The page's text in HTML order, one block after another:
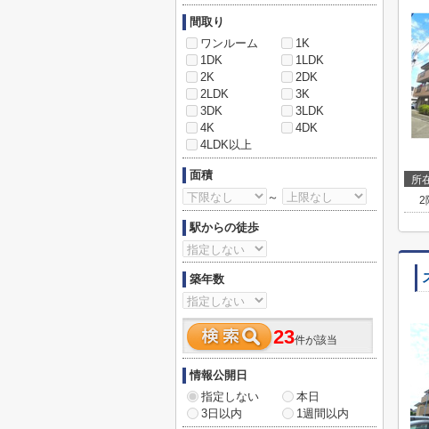
所
2
間取り
ワンルーム
1K
1DK
1LDK
2K
2DK
2LDK
3K
3DK
3LDK
4K
4DK
4LDK以上
面積
～
駅からの徒歩
築年数
23件が該当
情報公開日
指定しない
本日
3日以内
1週間以内